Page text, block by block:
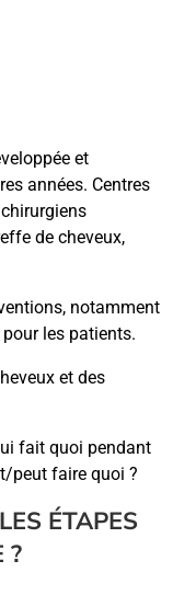
et
années. Centres
de cheveux,
notamment
les patients.
et des
fait quoi pendant
peut faire quoi ?
ÉTAPES
?